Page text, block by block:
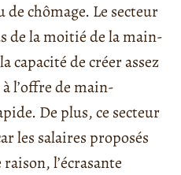
chômage. Le secteur
de la moitié de la main-
capacité de créer assez
l’offre de main-
De plus, ce secteur
les salaires proposés
l’écrasante